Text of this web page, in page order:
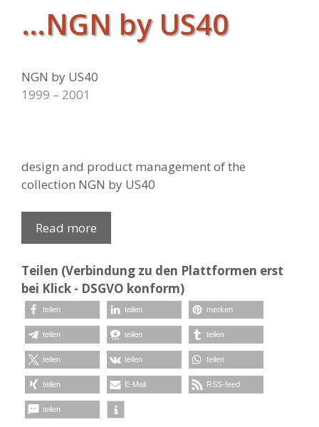
…NGN by US40
NGN by US40
1999 – 2001
design and product management of the
collection NGN by US40
Read more
Teilen (Verbindung zu den Plattformen erst
bei Klick - DSGVO konform)
teilen teilen merken
teilen teilen teilen
teilen teilen teilen
teilen E-Mail RSS-feed
teilen